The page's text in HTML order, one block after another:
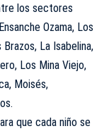
los sectores
Ozama, Los
La Isabelina,
Los Mina Viejo,
Moisés,
que cada niño se